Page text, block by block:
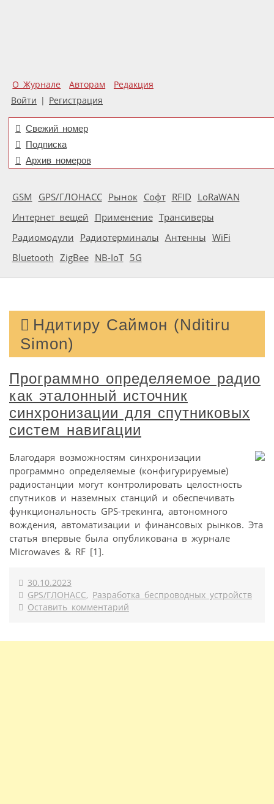
О Журнале Авторам
Редакция
Войти | Регистрация
Свежий номер
Подписка
Архив номеров
GSM GPS/ГЛОНАСС Рынок Софт RFID LoRaWAN
Интернет вещей Применение Трансиверы
Радиомодули Радиотерминалы Антенны WiFi
Bluetooth ZigBee NB-IoT 5G
Ндитиру Саймон (Nditiru
Simon)
Программно определяемое радио
как эталонный источник
синхронизации для спутниковых
систем навигации
Благодаря возможностям синхронизации
программно определяемые (конфигурируемые)
радиостанции могут контролировать целостность
спутников и наземных станций и обеспечивать
функциональность GPS-трекинга, автономного
вождения, автоматизации и финансовых рынков. Эта
статья впервые была опубликована в журнале
Microwaves & RF [1].
30.10.2023
GPS/ГЛОНАСС, Разработка беспроводных устройств
Оставить комментарий